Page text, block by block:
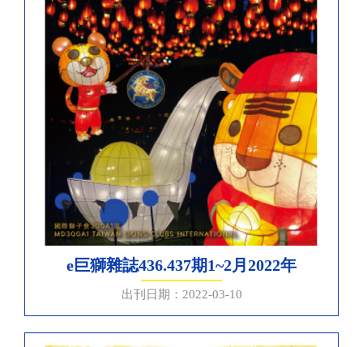
e巨獅雜誌436.437期1~2月2022年
出刊日期：2022-03-10